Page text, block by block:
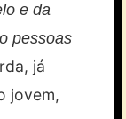
e da
pessoas
já
jovem,